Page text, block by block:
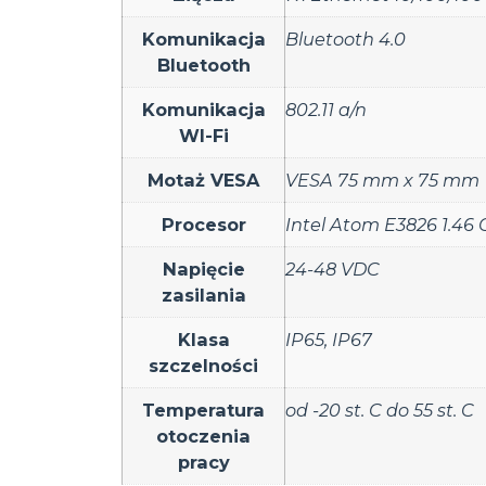
Komunikacja
Bluetooth
Bluetooth 4.0
Komunikacja
WI-Fi
802.11 a/n
Motaż VESA VESA 75 mm x 75 mm
Procesor Intel Atom E3826 1.46
Napięcie
zasilania
24-48 VDC
Klasa
szczelności
IP65, IP67
Temperatura
otoczenia
pracy
od -20 st. C do 55 st. C